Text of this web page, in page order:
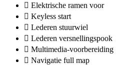
Elektrische ramen voor
Keyless start
Lederen stuurwiel
Lederen versnellingspook
Multimedia-voorbereiding
Navigatie full map